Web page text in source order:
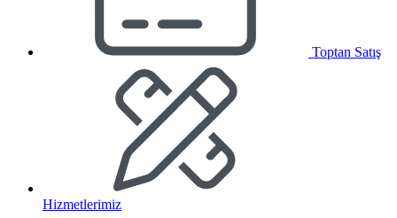
Toptan Satış
Hizmetlerimiz